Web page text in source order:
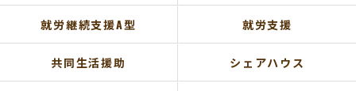
就労継続支援A型 就労支援
共同生活援助 シェアハウス